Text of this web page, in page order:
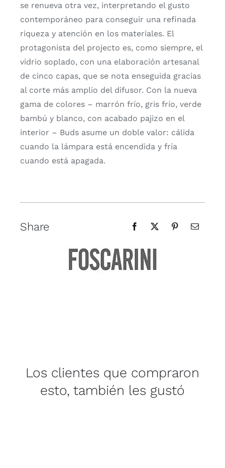
se renueva otra vez, interpretando el gusto
contemporáneo para conseguir una refinada
riqueza y atención en los materiales. El
protagonista del projecto es, como siempre, el
vidrio soplado, con una elaboración artesanal
de cinco capas, que se nota enseguida gracias
al corte más amplio del difusor. Con la nueva
gama de colores – marrón frío, gris frío, verde
bambú y blanco, con acabado pajizo en el
interior – Buds asume un doble valor: cálida
cuando la lámpara está encendida y fría
cuando está apagada.
Share
Los clientes que compraron
esto, también les gustó